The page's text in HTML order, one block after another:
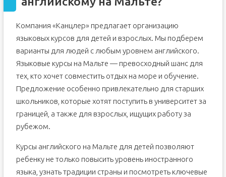
Компания «Канцлер» предлагает организацию
языковых курсов для детей и взрослых. Мы подберем
варианты для людей с любым уровнем английского.
Языковые курсы на Мальте — превосходный шанс для
тех, кто хочет совместить отдых на море и обучение.
Предложение особенно привлекательно для старших
школьников, которые хотят поступить в университет за
границей, а также для взрослых, ищущих работу за
рубежом.
Курсы английского на Мальте для детей позволяют
ребенку не только повысить уровень иностранного
языка, узнать традиции страны и посмотреть ключевые